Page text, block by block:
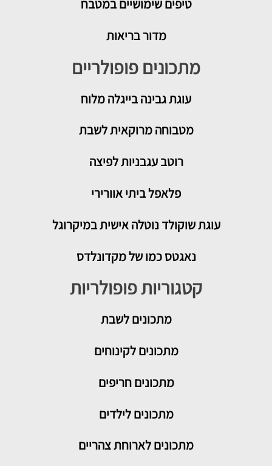
טיפים שימושיים במטבח
מדור בריאות
מתכונים פופולריים
עוגת גבינה בייגלה מלוח
מטבוחה מרוקאית לשבת
רוטב עגבניות לפיצה
פלאפל ביתי אוורירי
עוגת שוקולד נוטלה אישית במיקרוגל
נאגטס כמו של מקדונלדס
קטגוריות פופולריות
מתכוניםלשבת
מתכונים לקינוחים
מתכונים חריפים
מתכונים לילדים
מתכונים לארוחת צהריים